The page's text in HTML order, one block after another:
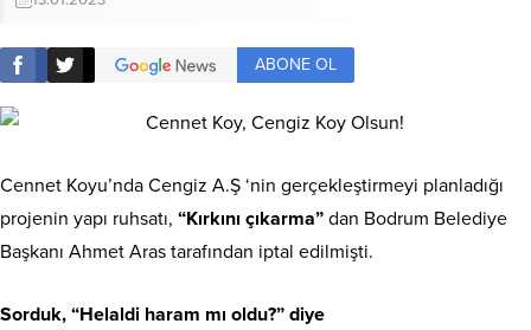
ABONE OL
Cennet Koyu’nda Cengiz A.Ş ‘nin gerçekleştirmeyi planladığı
projenin yapı ruhsatı, “Kırkını çıkarma” dan Bodrum Belediye
Başkanı Ahmet Aras tarafından iptal edilmişti.
Sorduk, “Helaldi haram mı oldu?” diye